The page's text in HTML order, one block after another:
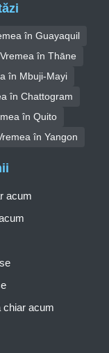
în Guayaquil
în Thāne
în Mbuji-Mayi
în Chattogram
în Quito
în Yangon
acum
chiar acum